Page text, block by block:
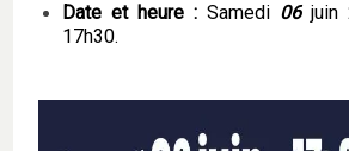
Date et heure :Samedi 06juin
17h30.